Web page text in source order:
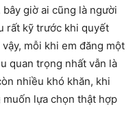
bây giờ ai cũng là người
rất kỹ trước khi quyết
mỗi khi em đăng một
quan trọng nhất vẫn là
nhiều khó khăn, khi
lựa chọn thật hợp